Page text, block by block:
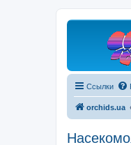
Ссылки
orchids.ua